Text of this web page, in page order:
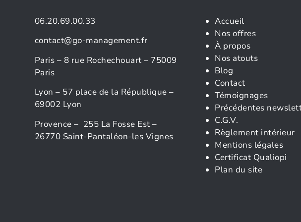
06.20.69.00.33
contact@go-management.fr
Paris – 8 rue Rochechouart – 75009
Paris
Lyon – 57 place de la République –
69002 Lyon
Provence – 255 La Fosse Est –
26770 Saint-Pantaléon-les Vignes
Accueil
Nos offres
À propos
Nos atouts
Blog
Contact
Témoignages
Précédentes
C.G.V.
Règlement intérieur
Mentions légales
Certificat Qualiopi
Plan du site